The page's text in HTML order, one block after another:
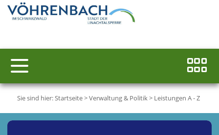
Sie sind hier:Startseite>Verwaltung & Politik> Leistungen A - Z